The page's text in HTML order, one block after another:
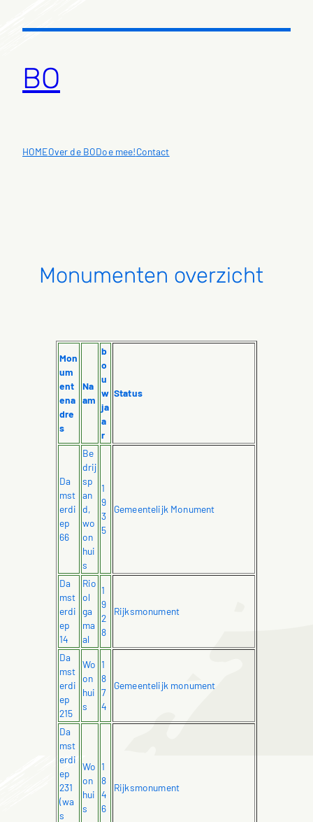
naar
BO
HOMEOver de BODoe mee!Contact
Monumenten overzicht
Mon
um
ent
ena
dre
s
Na
am
b
o
u
w
ja
a
r
Status
Da
mst
erdi
ep
66
Be
drij
sp
an
d,
wo
on
hui
s
1
9
3
5
Gemeentelijk Monument
Da
mst
erdi
ep
14
Rio
ol
ga
ma
al
1
9
2
8
Rijksmonument
Da
mst
erdi
ep
215
Wo
on
hui
s
1
8
7
4
Gemeentelijk monument
Da
mst
erdi
ep
231
(wa
s
Wo
on
hui
s
1
8
4
6
Rijksmonument